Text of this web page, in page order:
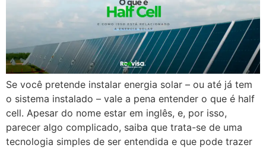
Se você pretende instalar energia solar – ou até já tem
o sistema instalado – vale a pena entender o que é half
cell. Apesar do nome estar em inglês, e, por isso,
parecer algo complicado, saiba que trata-se de uma
tecnologia simples de ser entendida e que pode trazer